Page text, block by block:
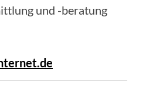
und -beratung